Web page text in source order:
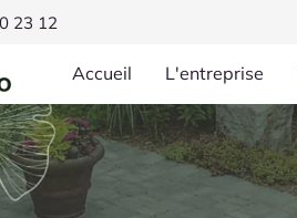
23 12
Accueil L'entreprise